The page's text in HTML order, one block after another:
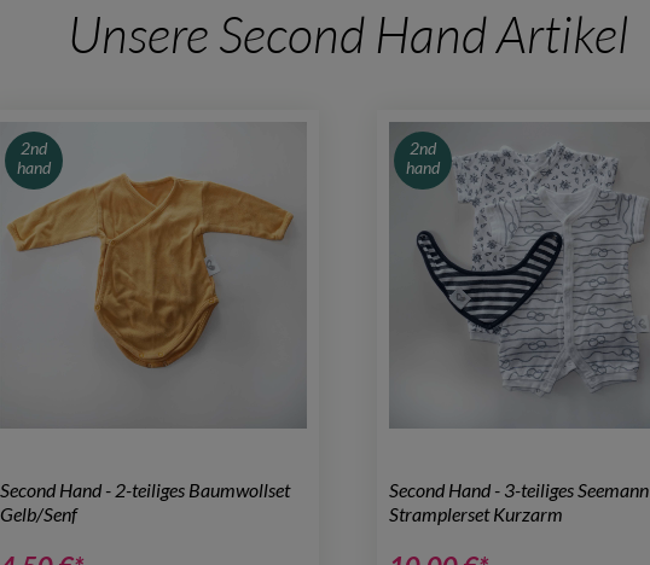
Unsere Second Hand Artikel
2nd
hand
Second Hand - 2-teiliges Baumwollset
Gelb/Senf
2nd
hand
Second Hand - 3-teiliges Seemann
Stramplerset Kurzarm